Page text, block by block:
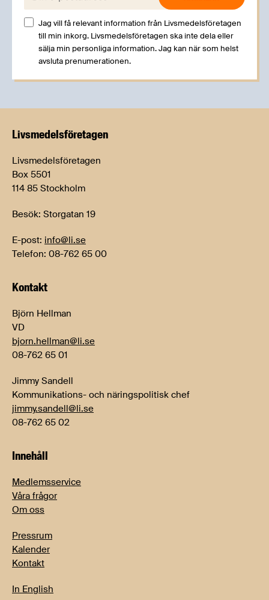
Jag vill få relevant information från Livsmedelsföretagen
till min inkorg. Livsmedelsföretagen ska inte dela eller
sälja min personliga information. Jag kan när som helst
avsluta prenumerationen.
Livsmedels­företagen
Livsmedelsföretagen
Box 5501
114 85 Stockholm
Besök: Storgatan 19
E-post: info@li.se
Telefon: 08-762 65 00
Kontakt
Björn Hellman
VD
bjorn.hellman@li.se
08-762 65 01
Jimmy Sandell
Kommunikations- och näringspolitisk chef
jimmy.sandell@li.se
08-762 65 02
Innehåll
Medlemsservice
Våra frågor
Om oss
Pressrum
Kalender
Kontakt
In English